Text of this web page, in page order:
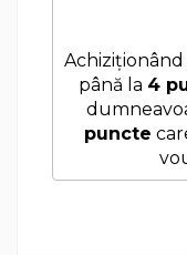
până la 4
puncte